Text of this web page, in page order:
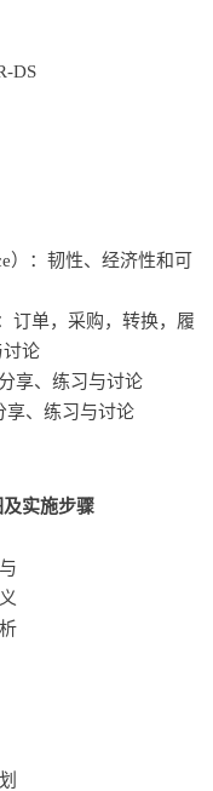
DS
）：韧性、经济性和可
订单，采购，转换，履
讨论
分享、练习与讨论
享、练习与讨论
实施步骤